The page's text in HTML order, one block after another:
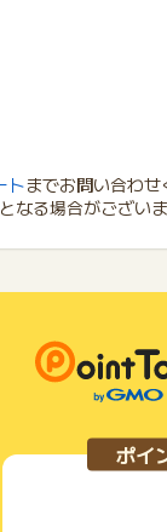
トまでお問い合わせ
なる場合がございま
ポイ